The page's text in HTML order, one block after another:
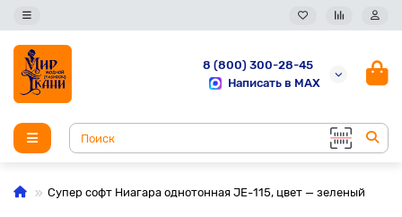
8 (800) 300-28-45
Написать в MAX
Супер софт Ниагара однотонная JE-115, цвет — зеленый